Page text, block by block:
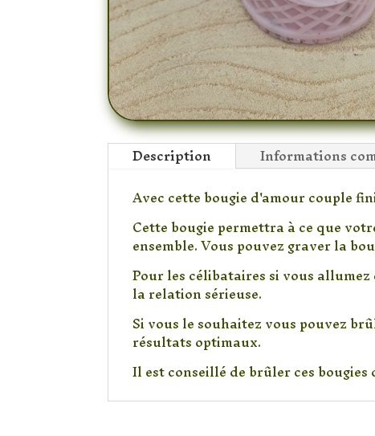
Description Informations
Avec cette bougie d'amour couple
Cette bougie permettra à ce que
ensemble. Vous pouvez graver la
Pour les célibataires si vous
la relation sérieuse.
Si vous le souhaitez vous pouvez
résultats optimaux.
Il est conseillé de brûler ces